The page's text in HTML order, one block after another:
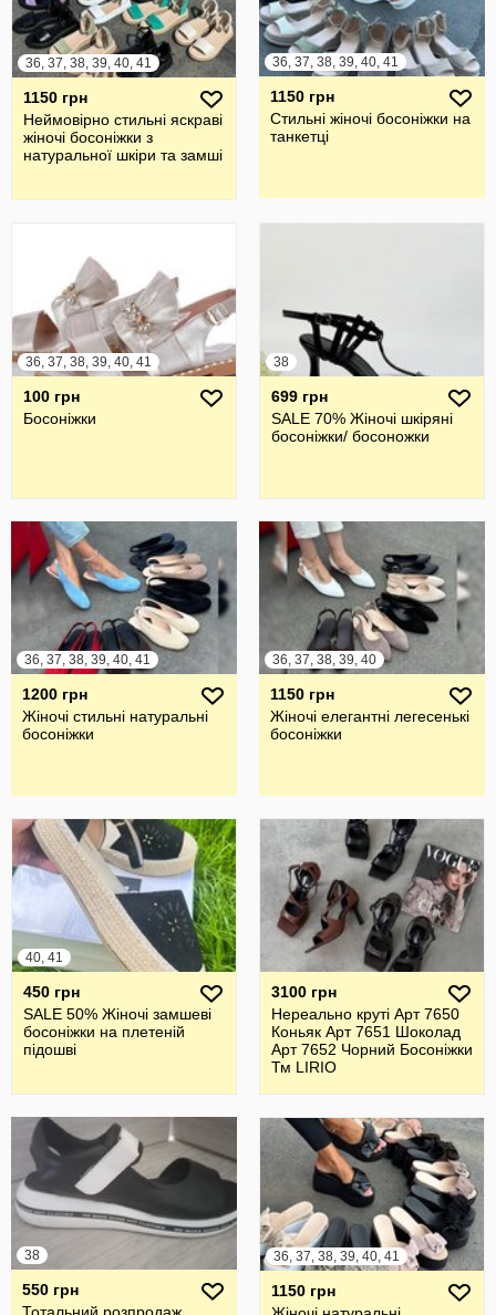
36, 37, 38, 39, 40, 41
1150 грн
Неймовірно стильні яскраві
жіночі босоніжки з
натуральної шкіри та замші
36, 37, 38, 39, 40, 41
1150 грн
Стильні жіночі босоніжки на
танкетці
36, 37, 38, 39, 40, 41
100 грн
Босоніжки
38
699 грн
SALE 70% Жіночі шкіряні
босоніжки/ босоножки
36, 37, 38, 39, 40, 41
1200 грн
Жіночі стильні натуральні
босоніжки
36, 37, 38, 39, 40
1150 грн
Жіночі елегантні легесенькі
босоніжки
40, 41
450 грн
SALE 50% Жіночі замшеві
босоніжки на плетеній
підошві
3100 грн
Нереально круті Арт 7650
Коньяк Арт 7651 Шоколад
Арт 7652 Чорний Босоніжки
Тм LIRIO
38
550 грн
36, 37, 38, 39, 40, 41
1150 грн